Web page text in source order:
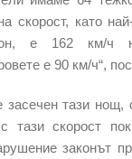
скорост, като
е 162 км/ч
е 90 км/ч“,
засечен тази
скорост
законът